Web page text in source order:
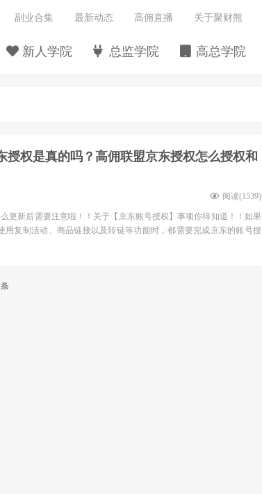
新人学院 总监学院 高总学院
副业合集 最新动态 高佣直播 关于聚财熊
授权是真的吗？高佣联盟京东授权怎么授权和
阅读(1539)
更新后需要注意啦！！关于【京东账号授权】事项你得知道！！如果
用复制活动、商品链接以及转链等功能时，都需要完成京东的账号授
条